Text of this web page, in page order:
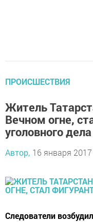
ПРОИСШЕСТВИЯ
Житель
Вечном огне,
уголовного дела
Автор, 16 января 2017
Следователи